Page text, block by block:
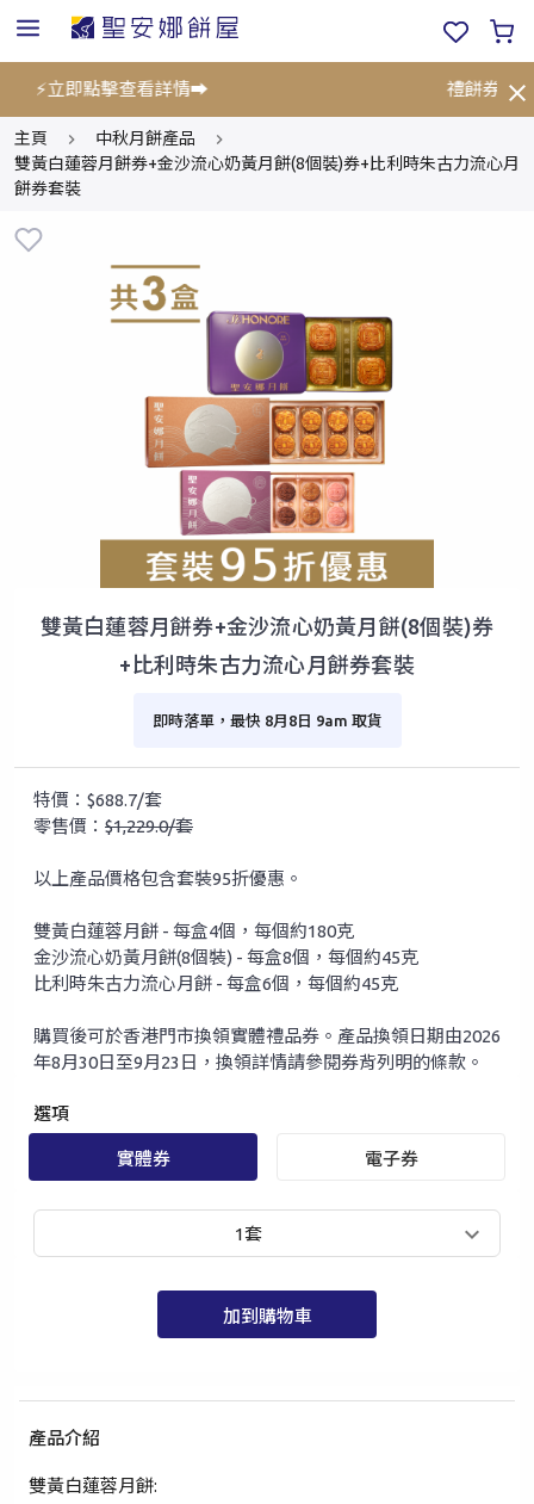
!⚡立即點擊查看詳情➡️ 禮餅券限
主頁
中秋月餅產品
雙黃白蓮蓉月餅券+金沙流心奶黃月餅(8個裝)券+比利時朱古力流心月
餅券套裝
雙黃白蓮蓉月餅券+金沙流心奶黃月餅(8個裝)券
+比利時朱古力流心月餅券套裝
即時落單，最快 8月8日 9am 取貨
特價：$688.7/套
零售價： $1,229.0/套
以上產品價格包含套裝95折優惠。
雙黃白蓮蓉月餅 - 每盒4個，每個約180克
金沙流心奶黃月餅(8個裝) - 每盒8個，每個約45克
比利時朱古力流心月餅 - 每盒6個，每個約45克
購買後可於香港門市換領實體禮品券。產品換領日期由2026
年8月30日至9月23日，換領詳情請參閱券背列明的條款。
選項
實體券 電子券
1套
加到購物車
產品介紹
雙黃白蓮蓉月餅: